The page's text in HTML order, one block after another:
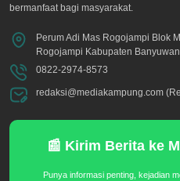
bermanfaat bagi masyarakat.
Perum Adi Mas Rogojampi Blok
Rogojampi Kabupaten
0822-2974-8573
redaksi@mediakampung.com
📰 Kirim Berita ke
Punya informasi penting, kejadian